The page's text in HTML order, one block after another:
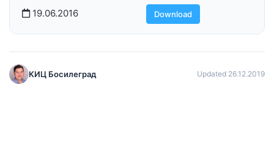
19.06.2016 Download
КИЦ Босилеград Updated 26.12.2019